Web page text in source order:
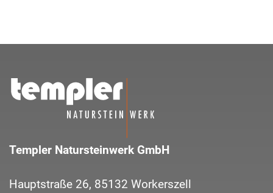
Templer Natursteinwerk GmbH
Hauptstraße 26, 85132 Workerszell